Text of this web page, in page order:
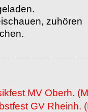
zuhören
MV Oberh.
GV Rheinh.